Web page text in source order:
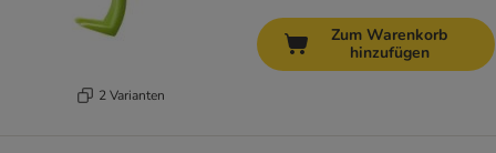
2 Varianten
Zum Warenkorb
hinzufügen